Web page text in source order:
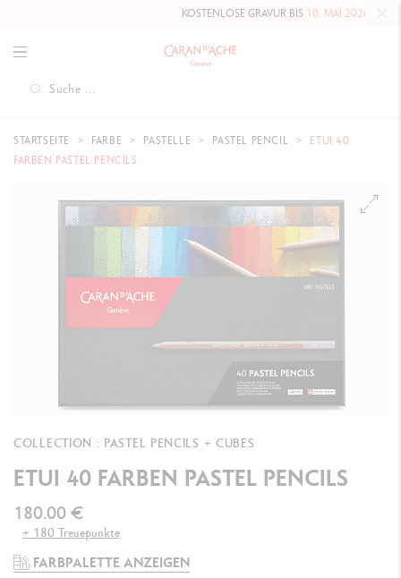
KOSTENLOSE GRAVUR BIS10. MAI 2026AUF DIE
STARTSEITE FARBE PASTELLE PASTEL PENCIL
ETUI 40
FARBEN PASTEL PENCILS
COLLECTION : PASTEL PENCILS + CUBES
ETUI 40 FARBEN PASTEL PENCILS
180.00 €
+ 180 Treuepunkte
FARBPALETTE ANZEIGEN